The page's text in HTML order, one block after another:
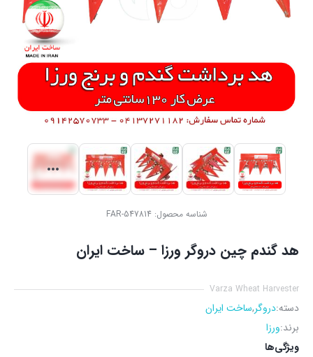
شناسه محصول: FAR-547814
هد گندم چین دروگر ورزا – ساخت ایران
Varza Wheat Harvester
دسته: دروگر,ساخت ایران
برند: ورزا
ویژگی‌ها